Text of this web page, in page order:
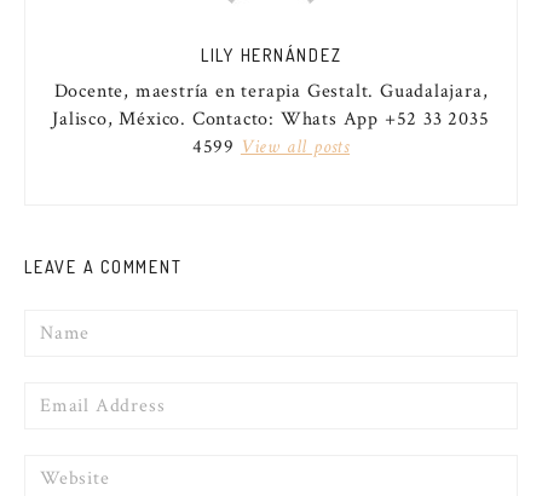
LILY HERNÁNDEZ
Docente, maestría en terapia Gestalt. Guadalajara,
Jalisco, México. Contacto: Whats App +52 33 2035
4599 View all posts
LEAVE A COMMENT
Name
Email
Website